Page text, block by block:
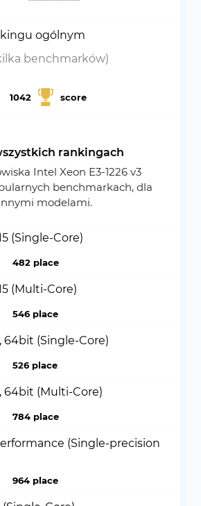
ogólnym
benchmarków)
1042 score
rankingach
Intel Xeon E3-1226 v3
benchmarkach, dla
modelami.
(Single-Core)
482 place
(Multi-Core)
546 place
64bit (Single-Core)
526 place
64bit (Multi-Core)
784 place
(Single-precision
964 place